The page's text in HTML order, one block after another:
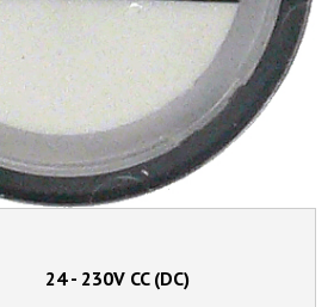
24 - 230V CC (DC)